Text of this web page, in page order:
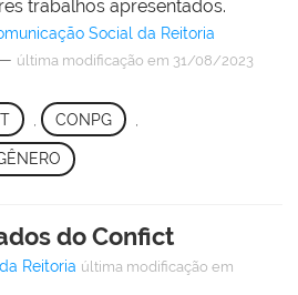
trabalhos apresentados.
Social da Reitoria
— última modificação em 31/08/2023
CONPG
do Confict
Reitoria última modificação em